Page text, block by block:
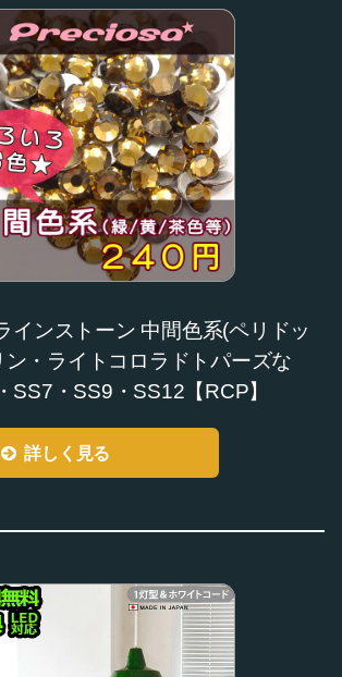
インストーン 中間色系(ペリドッ
ン・ライトコロラドトパーズな
SS7・SS9・SS12【RCP】
詳しく見る